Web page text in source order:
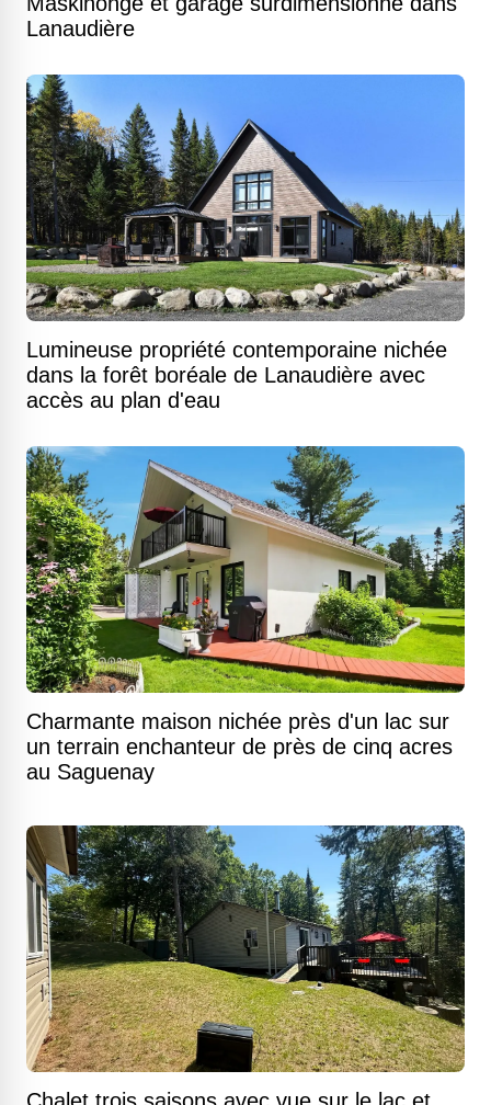
Lanaudière
Lumineuse propriété contemporaine nichée
dans la forêt boréale de Lanaudière avec
accès au plan d'eau
Charmante maison nichée près d'un lac sur
un terrain enchanteur de près de cinq acres
au Saguenay